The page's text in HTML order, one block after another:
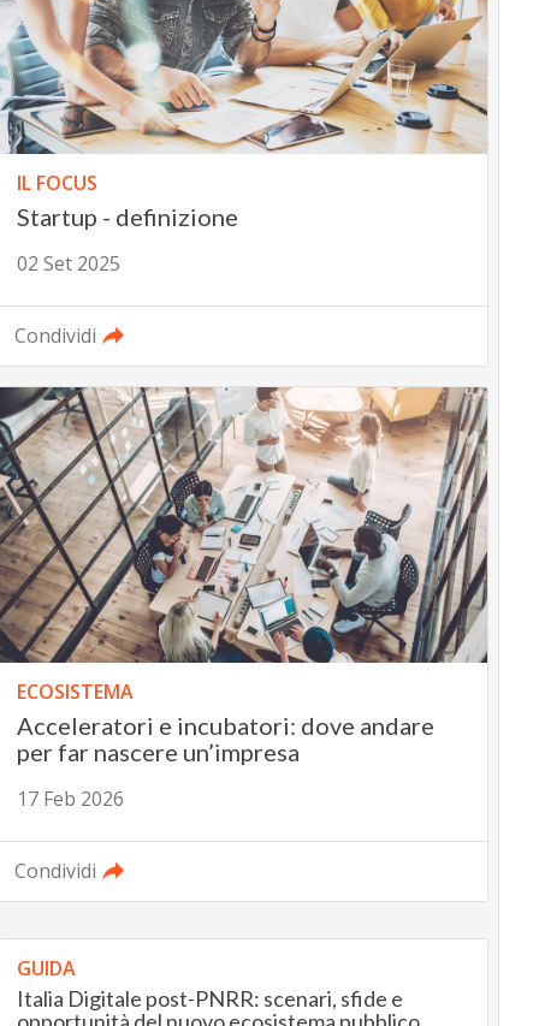
IL FOCUS
Startup - definizione
02 Set 2025
Condividi
ECOSISTEMA
Acceleratori e incubatori: dove andare
per far nascere un’impresa
17 Feb 2026
Condividi
GUIDA
Italia Digitale post-PNRR: scenari, sfide e